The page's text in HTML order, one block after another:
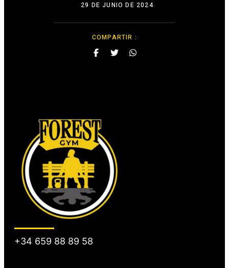
29 DE JUNIO DE 2024
COMPARTIR :
+34 659 88 89 58